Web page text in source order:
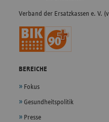
Verband der Ersatzkassen e. V.
BEREICHE
Fokus
Gesundheitspolitik
Presse